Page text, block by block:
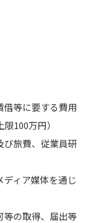
借等に要する費用
100万円）
び旅費、従業員研
ィア媒体を通じ
等の取得、届出等